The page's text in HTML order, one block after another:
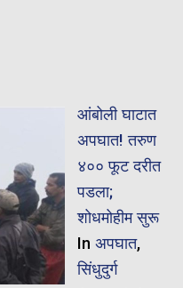
आंबोली घाटात
अपघात! तरुण
४०० फूट दरीत
पडला;
शोधमोहीम सुरू
In अपघात,
सिंधुदुर्ग